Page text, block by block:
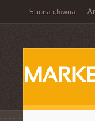
Strona główna